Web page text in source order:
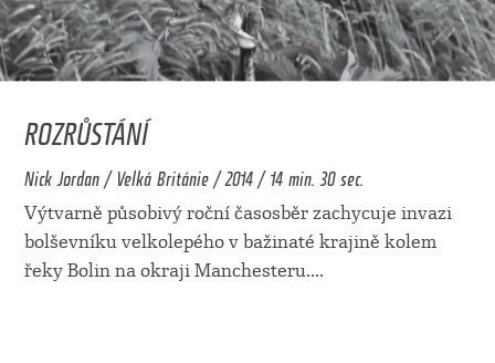
ROZRŮSTÁNÍ
Nick Jordan / Velká Británie / 2014 / 14 min. 30 sec.
Výtvarně působivý roční časosběr zachycuje invazi
bolševníku velkolepého v bažinaté krajině kolem
řeky Bolin na okraji Manchesteru....